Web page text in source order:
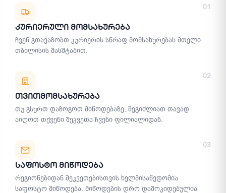
01
Კურიერული Მომსახურება
ჩვენ გთავაზობთ კურიერის სწრაფ მომსახურებას მთელი
თბილისის მასშტაბით.
02
Თვითმომსახურება
თუ გსურთ დაზოგოთ მიწოდებაზე, შეგიძლიათ თავად
აიღოთ თქვენი შეკვეთა ჩვენი ფილიალიდან.
03
Საფოსტო Მიწოდება
რეგიონებიდან შეკვეთებისთვის ხელმისაწვდომია
საფოსტო მიწოდება. მიწოდების დრო დამოკიდებულია